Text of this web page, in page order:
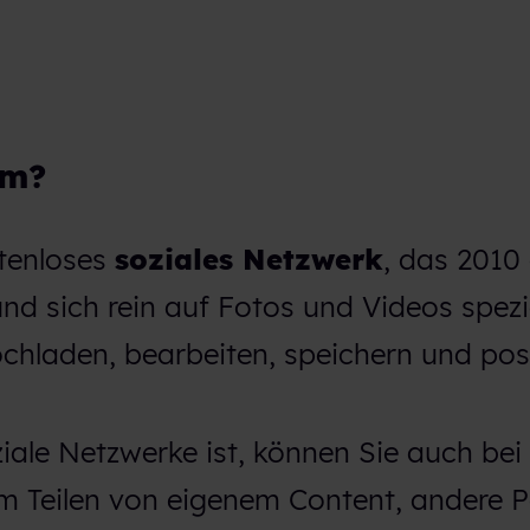
soziales Netzwerk, das
sich rein auf Fotos und Videos
bearbeiten, speichern und
Netzwerke ist, können Sie auch bei
Teilen von eigenem Content, andere